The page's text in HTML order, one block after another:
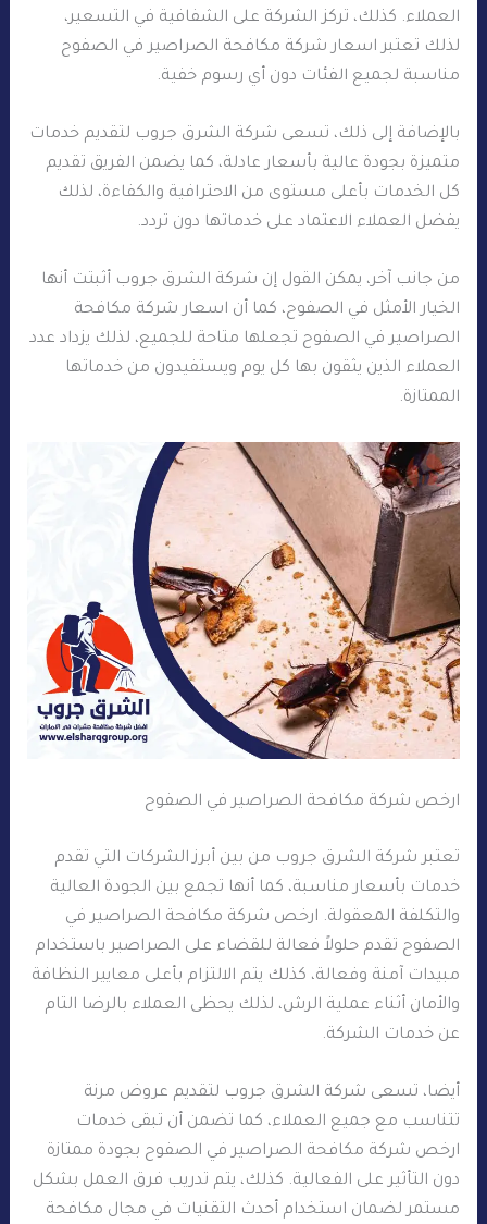
العملاء. كذلك، تركز الشركة على الشفافية في التسعير،
لذلك تعتبر اسعار شركة مكافحة الصراصير في الصفوح
مناسبة لجميع الفئات دون أي رسوم خفية.
بالإضافة إلى ذلك، تسعى شركة الشرق جروب لتقديم خدمات
متميزة بجودة عالية بأسعار عادلة، كما يضمن الفريق تقديم
كل الخدمات بأعلى مستوى من الاحترافية والكفاءة، لذلك
يفضل العملاء الاعتماد على خدماتها دون تردد.
من جانب آخر، يمكن القول إن شركة الشرق جروب أثبتت أنها
الخيار الأمثل في الصفوح، كما أن اسعار شركة مكافحة
الصراصير في الصفوح تجعلها متاحة للجميع، لذلك يزداد عدد
العملاء الذين يثقون بها كل يوم ويستفيدون من خدماتها
الممتازة.
ارخص شركة مكافحة الصراصير في الصفوح
تعتبر شركة الشرق جروب من بين أبرز الشركات التي تقدم
خدمات بأسعار مناسبة، كما أنها تجمع بين الجودة العالية
والتكلفة المعقولة. ارخص شركة مكافحة الصراصير في
الصفوح تقدم حلولاً فعالة للقضاء على الصراصير باستخدام
مبيدات آمنة وفعالة، كذلك يتم الالتزام بأعلى معايير النظافة
والأمان أثناء عملية الرش، لذلك يحظى العملاء بالرضا التام
عن خدمات الشركة.
أيضا، تسعى شركة الشرق جروب لتقديم عروض مرنة
تتناسب مع جميع العملاء، كما تضمن أن تبقى خدمات
ارخص شركة مكافحة الصراصير في الصفوح بجودة ممتازة
دون التأثير على الفعالية. كذلك، يتم تدريب فرق العمل بشكل
مستمر لضمان استخدام أحدث التقنيات في مجال مكافحة